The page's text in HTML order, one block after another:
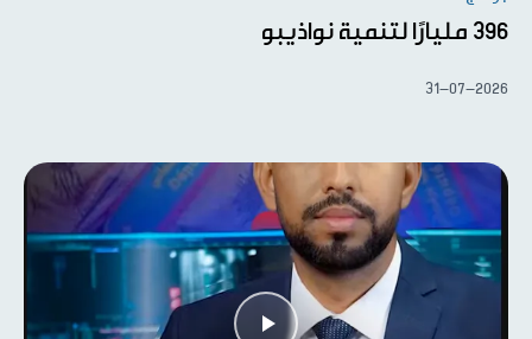
396 مليارًا لتنمية نواذيبو
31-07-2026